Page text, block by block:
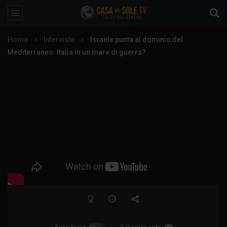
Home Interviste
Israele punta al dominio del
Mediterraneo: Italia in un mare di guerra?